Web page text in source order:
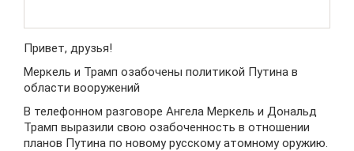
Привет, друзья!
Меркель и Трамп озабочены политикой Путина в
области вооружений
В телефонном разговоре Ангела Меркель и Дональд
Трамп выразили свою озабоченность в отношении
планов Путина по новому русскому атомному оружию.